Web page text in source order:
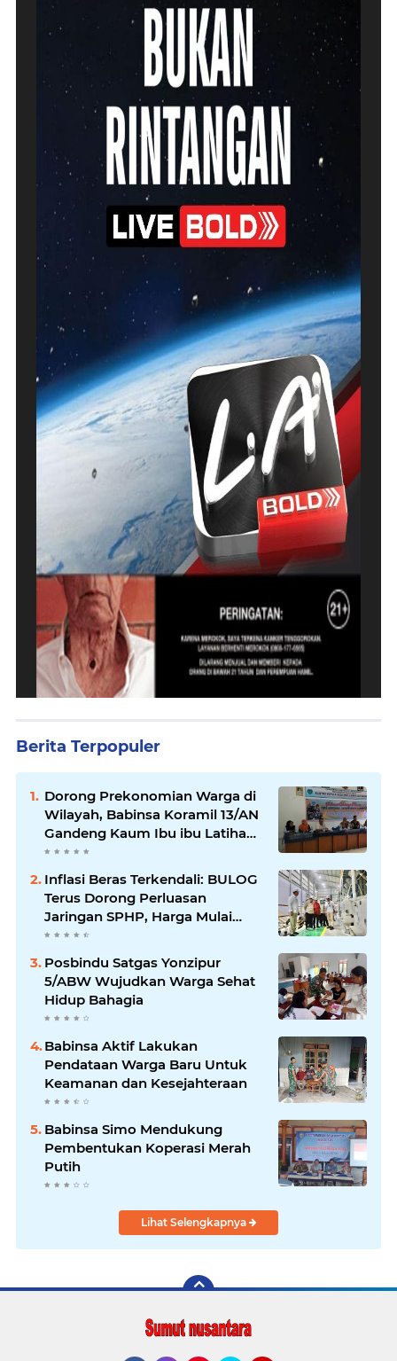
Berita Terpopuler
Dorong Prekonomian Warga di
Wilayah, Babinsa Koramil 13/AN
Gandeng Kaum Ibu ibu Latihan
Jahit Menjahit
Inflasi Beras Terkendali: BULOG
Terus Dorong Perluasan
Jaringan SPHP, Harga Mulai
Turun di Ratusan Daerah
Posbindu Satgas Yonzipur
5/ABW Wujudkan Warga Sehat
Hidup Bahagia
Babinsa Aktif Lakukan
Pendataan Warga Baru Untuk
Keamanan dan Kesejahteraan
Babinsa Simo Mendukung
Pembentukan Koperasi Merah
Putih
Lihat Selengkapnya